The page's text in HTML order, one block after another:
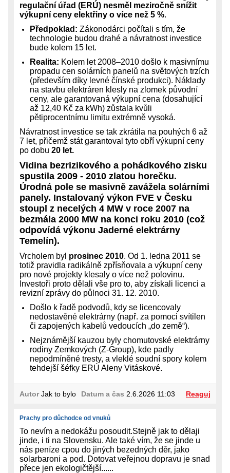
regulační úřad (ERÚ) nesměl meziročně snížit
výkupní ceny elektřiny o více než 5 %.
Předpoklad: Zákonodárci počítali s tím, že
technologie budou drahé a návratnost investice
bude kolem 15 let.
Realita: Kolem let 2008–2010 došlo k masivnímu
propadu cen solárních panelů na světových trzích
(především díky levné čínské produkci). Náklady
na stavbu elektráren klesly na zlomek původní
ceny, ale garantovaná výkupní cena (dosahující
až 12,40 Kč za kWh) zůstala kvůli
pětiprocentnímu limitu extrémně vysoká.
Návratnost investice se tak zkrátila na pouhých 6 až
7 let, přičemž stát garantoval tyto obří výkupní ceny
po dobu 20 let.
Vidina bezrizikového a pohádkového zisku
spustila 2009 - 2010 zlatou horečku.
Úrodná pole se masivně zavážela solárními
panely. Instalovaný výkon FVE v Česku
stoupl z necelých 4 MW v roce 2007 na
bezmála 2000 MW na konci roku 2010 (což
odpovídá výkonu Jaderné elektrárny
Temelín).
Vrcholem byl prosinec 2010. Od 1. ledna 2011 se
totiž pravidla radikálně zpřísňovala a výkupní ceny
pro nové projekty klesaly o více než polovinu.
Investoři proto dělali vše pro to, aby získali licenci a
revizní zprávy do půlnoci 31. 12. 2010.
Došlo k řadě podvodů, kdy se licencovaly
nedostavěné elektrárny (např. za pomoci svítilen
či zapojených kabelů vedoucích „do země“).
Nejznámější kauzou byly chomutovské elektrárny
rodiny Zemkových (Z-Group), kde padly
nepodmíněné tresty, a vleklé soudní spory kolem
tehdejší šéfky ERÚ Aleny Vitáskové.
AutorJak to bylo Datum a čas 2.6.2026 11:03 Reaguj
Prachy pro důchodce od vnuků
To nevím a nedokážu posoudit.Stejně jak to dělaji
jinde, i ti na Slovensku. Ale také vím, že se jinde u
nás peníze cpou do jiných bezedných děr, jako
solarbaroni a pod. Dotovat veřejnou dopravu je snad
přece jen ekologičtější......